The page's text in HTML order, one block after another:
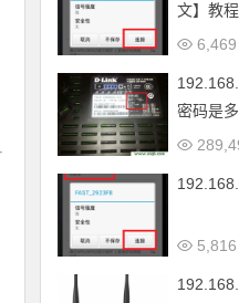
文】教程
6,469
密码是
5,816